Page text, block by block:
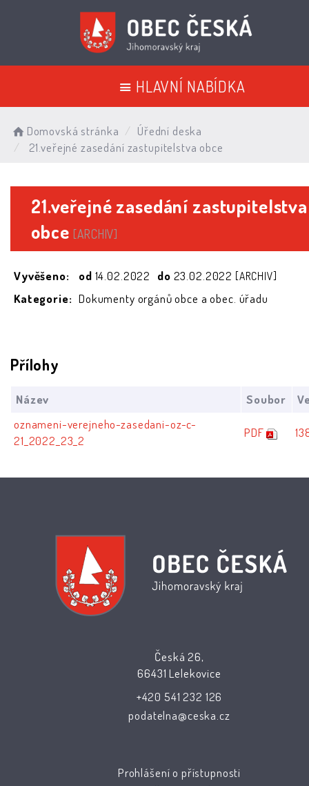
HLAVNÍ NABÍDKA
Domovská stránka
Úřední deska
21.veřejné zasedání zastupitelstva obce
21.veřejné zasedání zastupitelstva
obce [ARCHIV]
Vyvěšeno: od 14.02.2022 do 23.02.2022 [ARCHIV]
Kategorie: Dokumenty orgánů obce a obec. úřadu
Přílohy
Název Soubor
oznameni-verejneho-zasedani-oz-c-
21_2022_23_2
PDF
Česká 26,
66431 Lelekovice
+420 541 232 126
podatelna@ceska.cz
Prohlášení o přístupnosti